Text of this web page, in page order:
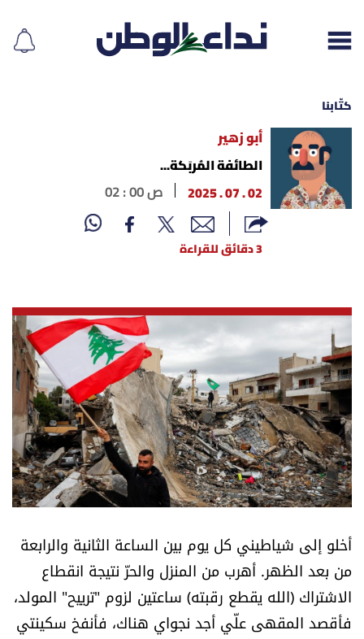
إقرأ الجريدة
لبنان
محليات
أسرار
متفرقات
نداء القرّاء
خاص الموقع
كتّابنا
تحت المجهر
كتّابنا
أبو زهير
الطائفة المُربَكة...
02 . 07 . 2025
02 : 00 ص
3 دقائق للقراءة
أخلو إلى شياطيني كل يوم بين الساعة الثانية والرابعة
من بعد الظهر. أهرب من المنزل والحرّ نتيجة انقطاع
الاشتراك (الله يقطع رقبته) ساعتين لزوم "ترييح" المولد،
فأقصد المقهى علّي أجد نجواي هناك، فأنفخ سكينتي